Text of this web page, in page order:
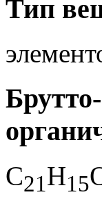
Тип
C21H15